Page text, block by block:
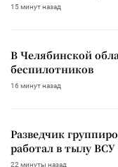
15 минут назад
В Челябинской
беспилотников
16 минут назад
Разведчик
работал в тылу ВСУ
22 минуты назад